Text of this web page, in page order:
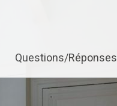
Questions/Réponses